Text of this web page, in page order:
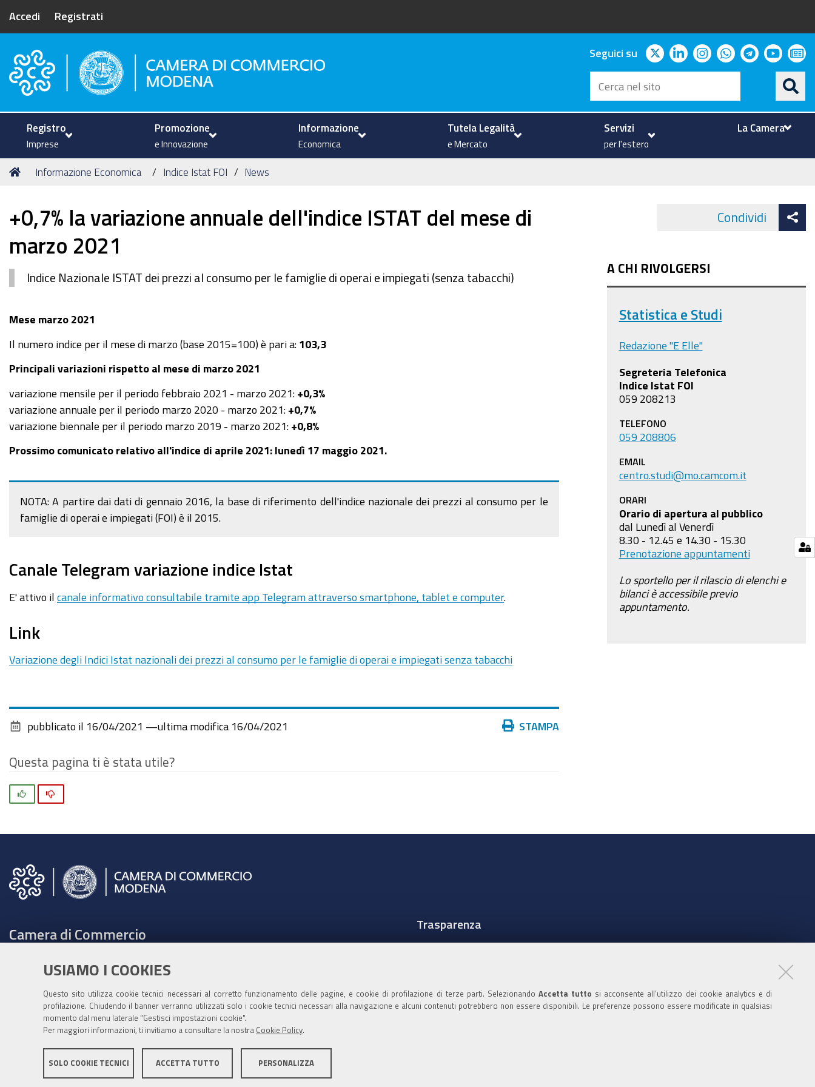
USIAMO I COOKIES
Questo sito utilizza cookie tecnici necessari al corretto funzionamento delle pagine, e cookie di profilazione di terze parti. SelezionandoAccetta tutto si acconsente all’utilizzo dei cookie analytics e di
profilazione. Chiudendo il banner verranno utilizzati solo i cookie tecnici necessari alla navigazione e alcuni contenuti potrebbero non essere disponibili. Le preferenze possono essere modificate in qualsiasi
momento dal menu laterale "Gestisci impostazioni cookie".
Per maggiori informazioni, ti invitiamo a consultare la nostra Cookie Policy
SOLO COOKIE TECNICI ACCETTA TUTTO PERSONALIZZA
Accedi Registrati
Camera di Commercio di Modena
Seguici su twitterlinkedininstagram
whatsapp
telegram
Cerca
nel
sito
Registro
Imprese
Promozione
e Innovazione
Informazione
Economica
Tutela Legalità
e Mercato
Servizi
per l'estero
La Camera
Tu
Home
Informazione Economica Indice Istat FOI News
+0,7% la variazione annuale dell'indice ISTAT del mese di
marzo 2021
Indice Nazionale ISTAT dei prezzi al consumo per le famiglie di operai e impiegati (senza tabacchi)
Mese marzo 2021
Il numero indice per il mese di marzo (base 2015=100) è pari a: 103,3
Principali variazioni rispetto al mese di marzo 2021
variazione mensile per il periodo febbraio 2021 - marzo 2021: +0,3%
variazione annuale per il periodo marzo 2020 - marzo 2021: +0,7%
variazione biennale per il periodo marzo 2019 - marzo 2021: +0,8%
Prossimo comunicato relativo all'indice di aprile 2021: lunedì 17 maggio 2021.
NOTA: A partire dai dati di gennaio 2016, la base di riferimento dell'indice nazionale dei prezzi al consumo per le
famiglie di operai e impiegati (FOI) è il 2015.
Canale Telegram variazione indice Istat
E' attivo il canale informativo consultabile tramite app Telegram attraverso smartphone, tablet e computer.
Link
Variazione degli Indici Istat nazionali dei prezzi al consumo per le famiglie di operai e impiegati senza tabacchi
Azioni STAMPA
pubblicato il 16/04/2021 —ultima modifica 16/04/2021
Questa pagina ti è stata utile?
Condividi
A CHI RIVOLGERSI
Statistica e Studi
Redazione "E Elle"
Segreteria Telefonica
Indice Istat FOI
059 208213
TELEFONO
059 208806
EMAIL
centro.studi@mo.camcom.it
ORARI
Orario di apertura al pubblico
dal Lunedì al Venerdì
8.30 - 12.45 e 14.30 - 15.30
Prenotazione appuntamenti
Lo sportello per il rilascio di elenchi e
bilanci è accessibile previo
appuntamento.
Camera di Commercio
Tel. 059208111 -URP
Contabilità speciale Banca d'Italia:
IT75Q 01000 04306 TU00 0001 3855
Fatt. elettronica - Cod. univoco: XECKYI
cameradicommercio@mo.legalmail.camcom.it
Trasparenza
Pubblicità Legale